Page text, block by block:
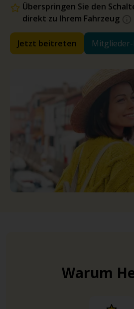
Überspringen Sie den
direkt zu Ihrem Fahrzeug
Jetzt beitreten
Warum